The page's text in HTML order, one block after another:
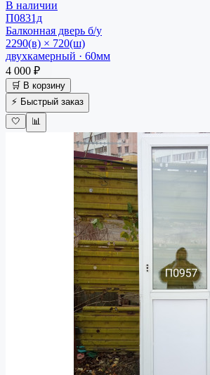
В наличии
П0831д
Балконная дверь б/у
2290(в) × 720(ш)
двухкамерный · 60мм
4 000 ₽
🛒 В корзину
⚡ Быстрый заказ
🤍
📊